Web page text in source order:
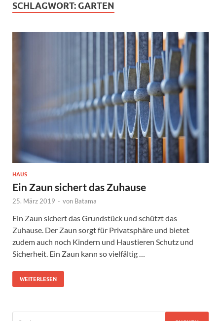
SCHLAGWORT: GARTEN
HAUS
Ein Zaun sichert das Zuhause
25. März 2019 - von Batama
Ein Zaun sichert das Grundstück und schützt das
Zuhause. Der Zaun sorgt für Privatsphäre und bietet
zudem auch noch Kindern und Haustieren Schutz und
Sicherheit. Ein Zaun kann so vielfältig …
WEITERLESEN